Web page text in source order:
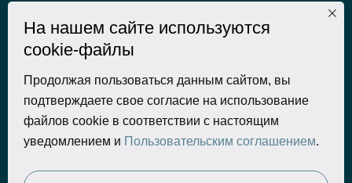
Информация на сайте предназначена для лиц старше 16 лет.
Все права на любые материалы, опубликованные на сайте,
защищены в соответствии с российским законодательством
об интеллектуальной собственности. Любое использование
текстовых, фото, аудио и видеоматериалов возможно только
с согласия правообладателя (ООО «Крылья») и при строгом
наличии ссылки на ресурс. Для сетевых ресурсов –
гиперссылка.
Разработка сайта
На нашем сайте используются
cookie-файлы
Продолжая пользоваться данным сайтом, вы
подтверждаете свое согласие на использование
файлов cookie в соответствии с настоящим
уведомлением и Пользовательским соглашением.